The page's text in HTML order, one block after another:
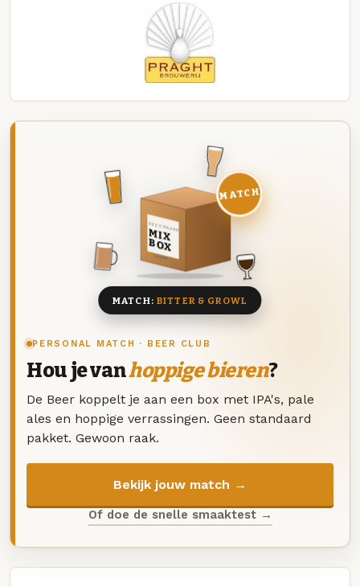
PERSONAL MATCH · BEER CLUB
Hou je vanhoppige bieren?
De Beer koppelt je aan een box met IPA's, pale
ales en hoppige verrassingen. Geen standaard
pakket. Gewoon raak.
Bekijk jouw match →
Of doe de snelle smaaktest →
DEZE MAAND
MIX
BOX
8 BIEREN
MATCH
MATCH: BITTER & GROWL